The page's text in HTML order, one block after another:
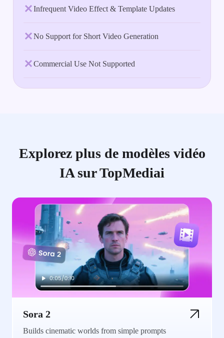
Infrequent Video Effect & Template Updates
No Support for Short Video Generation
Commercial Use Not Supported
Explorez plus de modèles vidéo
IA sur TopMediai
Sora 2
Builds cinematic worlds from simple prompts